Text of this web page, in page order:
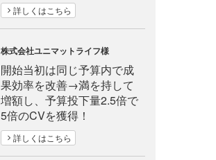
詳しくはこちら
株式会社ユニマットライフ様
開始当初は同じ予算内で成
果効率を改善→満を持して
増額し、予算投下量2.5倍で
5倍のCVを獲得！
詳しくはこちら